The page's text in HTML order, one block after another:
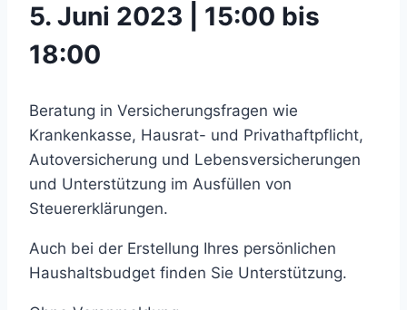
5. Juni 2023 | 15:00 bis
18:00
Beratung in Versicherungsfragen wie
Krankenkasse, Hausrat- und Privathaftpflicht,
Autoversicherung und Lebensversicherungen
und Unterstützung im Ausfüllen von
Steuererklärungen.
Auch bei der Erstellung Ihres persönlichen
Haushaltsbudget finden Sie Unterstützung.